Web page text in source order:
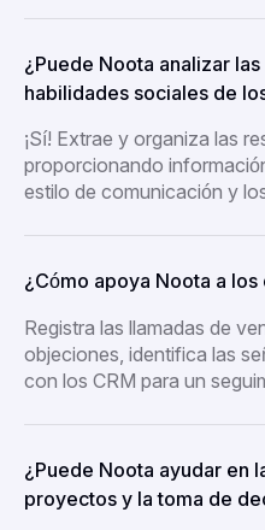
¿Puede Noota analizar
habilidades sociales de
¡Sí! Extrae y organiza las
proporcionando
estilo de comunicación y
¿Cómo apoya Noota a
Registra las llamadas de
objeciones, identifica las
con los CRM para un
¿Puede Noota ayudar en
proyectos y la toma de